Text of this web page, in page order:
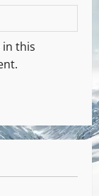
in this